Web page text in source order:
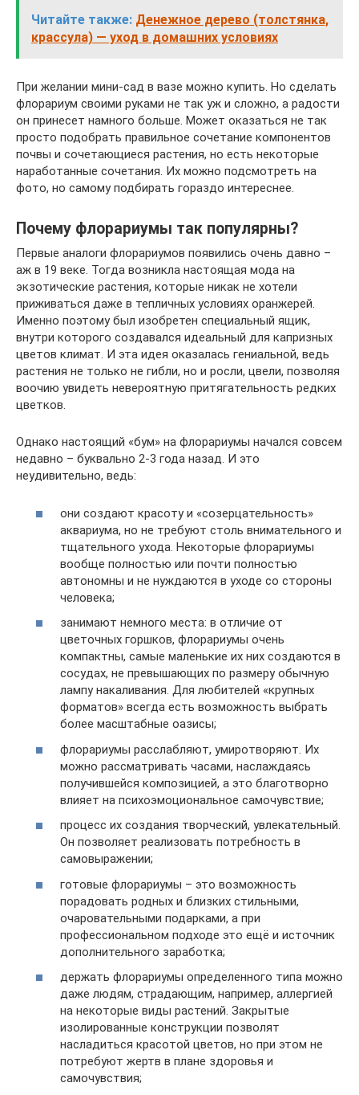
Читайте также: Денежное дерево (толстянка,
крассула) — уход в домашних условиях
При желании мини-сад в вазе можно купить. Но сделать
флорариум своими руками не так уж и сложно, а радости
он принесет намного больше. Может оказаться не так
просто подобрать правильное сочетание компонентов
почвы и сочетающиеся растения, но есть некоторые
наработанные сочетания. Их можно подсмотреть на
фото, но самому подбирать гораздо интереснее.
Почему флорариумы так популярны?
​Первые аналоги флорариумов появились очень давно –
аж в 19 веке. Тогда возникла настоящая мода на
экзотические растения, которые никак не хотели
приживаться даже в тепличных условиях оранжерей.
Именно поэтому был изобретен специальный ящик,
внутри которого создавался идеальный для капризных
цветов климат. И эта идея оказалась гениальной, ведь
растения не только не гибли, но и росли, цвели, позволяя
воочию увидеть невероятную притягательность редких
цветков.
​Однако настоящий «бум» на флорариумы начался совсем
недавно – буквально 2-3 года назад. И это
неудивительно, ведь:
они создают красоту и «созерцательность»
аквариума, но не требуют столь внимательного и
тщательного ухода. Некоторые флорариумы
вообще полностью или почти полностью
автономны и не нуждаются в уходе со стороны
человека;
занимают немного места: в отличие от
цветочных горшков, флорариумы очень
компактны, самые маленькие их них создаются в
сосудах, не превышающих по размеру обычную
лампу накаливания. Для любителей «крупных
форматов» всегда есть возможность выбрать
более масштабные оазисы;
флорариумы расслабляют, умиротворяют. Их
можно рассматривать часами, наслаждаясь
получившейся композицией, а это благотворно
влияет на психоэмоциональное самочувствие;
процесс их создания творческий, увлекательный.
Он позволяет реализовать потребность в
самовыражении;
готовые флорариумы – это возможность
порадовать родных и близких стильными,
очаровательными подарками, а при
профессиональном подходе это ещё и источник
дополнительного заработка;
держать флорариумы определенного типа можно
даже людям, страдающим, например, аллергией
на некоторые виды растений. Закрытые
изолированные конструкции позволят
насладиться красотой цветов, но при этом не
потребуют жертв в плане здоровья и
самочувствия;